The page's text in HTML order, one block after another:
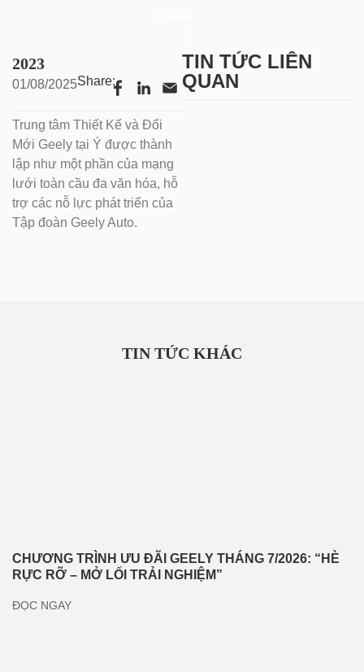
2023
01/08/2025Share:
Trung tâm Thiết Kế và Đổi
Mới Geely tại Ý được thành
lập như một phần của mạng
lưới toàn cầu đa văn hóa, hỗ
trợ các nỗ lực phát triển của
Tập đoàn Geely Auto.
TIN TỨC LIÊN
QUAN
TIN TỨC KHÁC
CHƯƠNG TRÌNH ƯU ĐÃI GEELY THÁNG 7/2026: “HÈ
RỰC RỠ – MỞ LỐI TRẢI NGHIỆM”
ĐỌC NGAY